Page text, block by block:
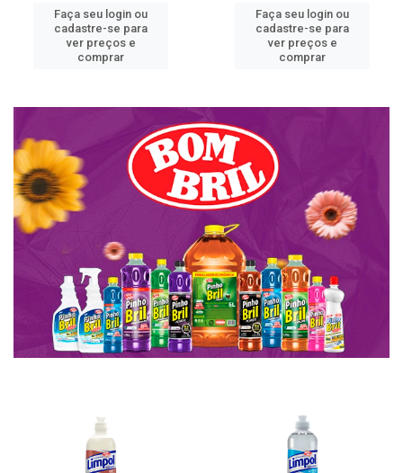
Faça seu login ou
cadastre-se para
ver preços e
comprar
Faça seu login ou
cadastre-se para
ver preços e
comprar